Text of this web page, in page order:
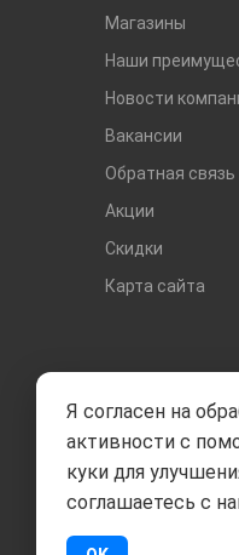
Магазины
Наши
Новости
Вакансии
Обратная связь
Акции
Скидки
Карта сайта
Я согласен на
активности с
куки для
соглашаетесь с